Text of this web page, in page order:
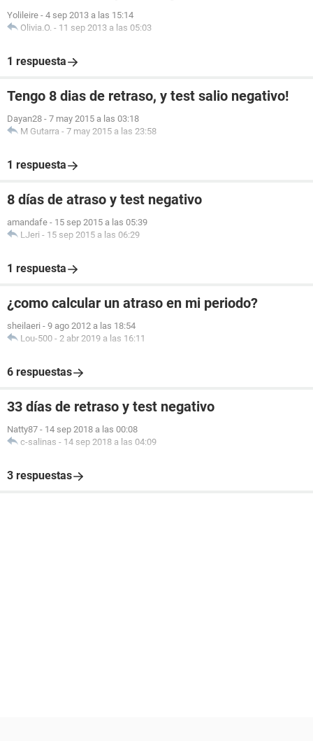
Yolileire - 4 sep 2013 a las 15:14
Olivia.O. - 11 sep 2013 a las 05:03
1 respuesta
Tengo 8 dias de retraso, y test salio negativo!
Dayan28 - 7 may 2015 a las 03:18
M Gutarra - 7 may 2015 a las 23:58
1 respuesta
8 días de atraso y test negativo
amandafe - 15 sep 2015 a las 05:39
LJeri - 15 sep 2015 a las 06:29
1 respuesta
¿como calcular un atraso en mi periodo?
sheilaeri - 9 ago 2012 a las 18:54
Lou-500 - 2 abr 2019 a las 16:11
6 respuestas
33 días de retraso y test negativo
Natty87 - 14 sep 2018 a las 00:08
c-salinas - 14 sep 2018 a las 04:09
3 respuestas